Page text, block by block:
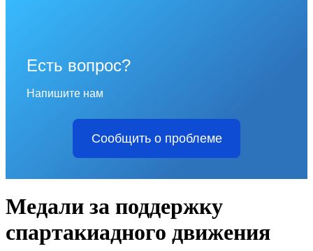
Есть вопрос?
Напишите нам
Сообщить о проблеме
Медали за поддержку
спартакиадного движения